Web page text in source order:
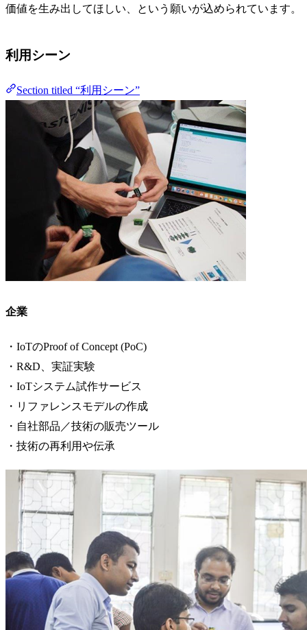
価値を生み出してほしい、という願いが込められています。
利用シーン
Section titled “利用シーン”
企業
・IoTのProof of Concept (PoC)
・R&D、実証実験
・IoTシステム試作サービス
・リファレンスモデルの作成
・自社部品／技術の販売ツール
・技術の再利用や伝承